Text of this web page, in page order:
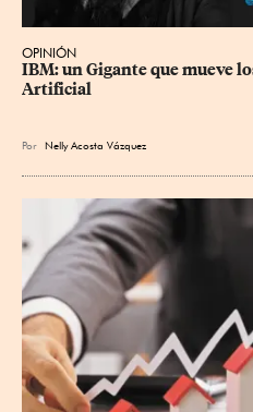
OPINIÓN
IBM: un Gigante que mueve
Artificial
Por Nelly Acosta Vázquez